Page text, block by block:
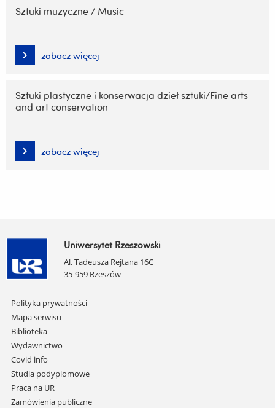
Sztuki muzyczne / Music
zobacz więcej
Sztuki plastyczne i konserwacja dzieł sztuki/Fine arts
and art conservation
zobacz więcej
Uniwersytet Rzeszowski
Al. Tadeusza Rejtana 16C
35-959 Rzeszów
Pomiń
nawigację
i
przejdź
do
treści
Polityka prywatności
Mapa serwisu
Biblioteka
Wydawnictwo
Covid info
Studia podyplomowe
Praca na UR
Zamówienia publiczne